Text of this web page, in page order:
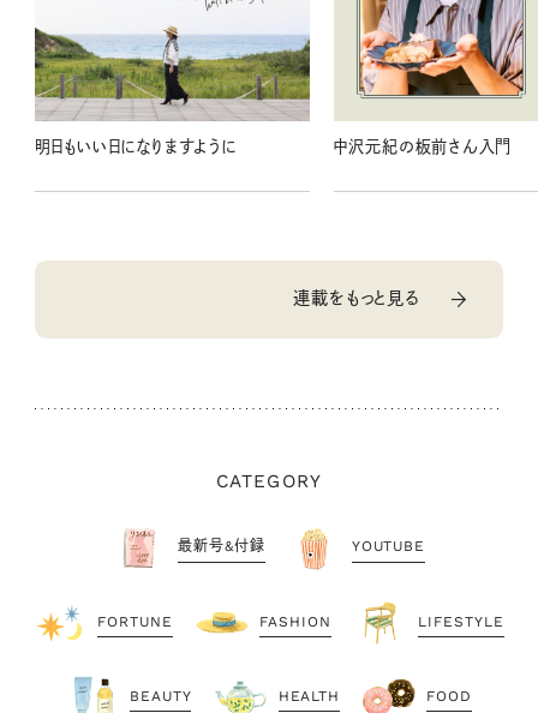
明日もいい日になりますように 中沢元紀の板前さん入門
連載をもっと見る
CATEGORY
最新号&付録 YOUTUBE
FORTUNE FASHION LIFESTYLE
BEAUTY HEALTH FOOD